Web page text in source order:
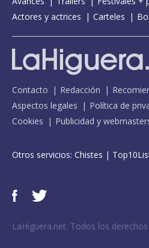
Actores y actrices
Carteles
Contacto Redacción
Aspectos legales
Política de
Cookies
Publicidad y
Otros servicios: Chistes |
LaHiguera.net. Todos los